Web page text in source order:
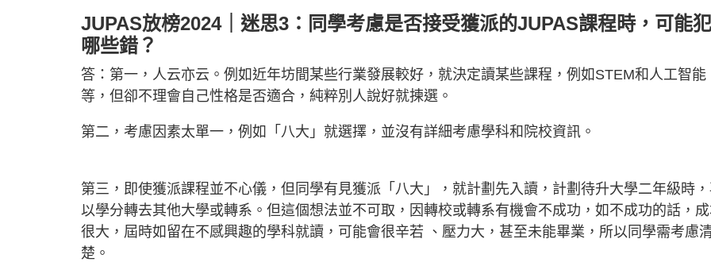
JUPAS放榜2024｜迷思3：同學考慮是否接受獲派的JUPAS課程時，可能犯
哪些錯？
答：第一，人云亦云。例如近年坊間某些行業發展較好，就決定讀某些課程，例如STEM和人工智能
等，但卻不理會自己性格是否適合，純粹別人說好就揀選。
第二，考慮因素太單一，例如「八大」就選擇，並沒有詳細考慮學科和院校資訊。
第三，即使獲派課程並不心儀，但同學有見獲派「八大」，就計劃先入讀，計劃待升大學二年級時
以學分轉去其他大學或轉系。但這個想法並不可取，因轉校或轉系有機會不成功，如不成功的話，
很大，屆時如留在不感興趣的學科就讀，可能會很辛若 、壓力大，甚至未能畢業，所以同學需考慮
楚。